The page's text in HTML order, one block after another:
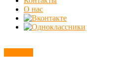
О нас